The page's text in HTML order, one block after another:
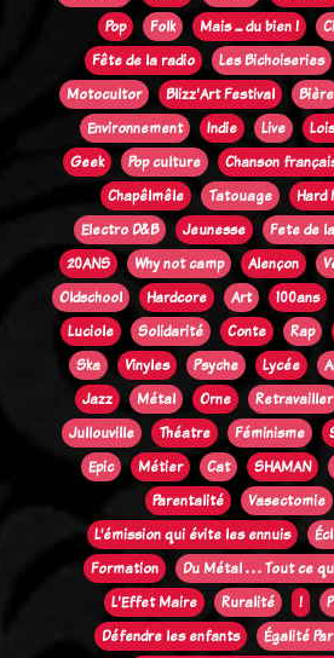
Pop
Folk Mais ... du bien !
Fête de la radio
Les Bichoiseries
Motocultor
Blizz'Art Festival Bière
Environnement
Indie Live
Geek
Pop culture Chanson
Chapêlmêle
Tatouage
Hard
Electro D&B
Jeunesse
Fete de
20ANS
Why not camp Alençon
Oldschool
Hardcore Art 100ans
Luciole
Solidarité Conte Rap
Ska
Vinyles Psyche Lycée
Jazz
Métal Orne Retravailler
Jullouville
Théatre Féminisme
Epic
Métier Cat SHAMAN
Parentalité
Vasectomie
L’émission qui évite les ennuis
Formation
Du Métal . . . Tout ce
L'Effet Maire
Ruralité !
Défendre les enfants
Égalité